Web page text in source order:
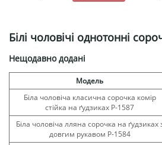
Білі чоловічі однотонні
Нещодавно додані
Модель
Біла чоловіча класична сорочка комір
стійка на ґудзиках Р-1587
Біла чоловіча лляна сорочка на ґудзиках
довгим рукавом Р-1584